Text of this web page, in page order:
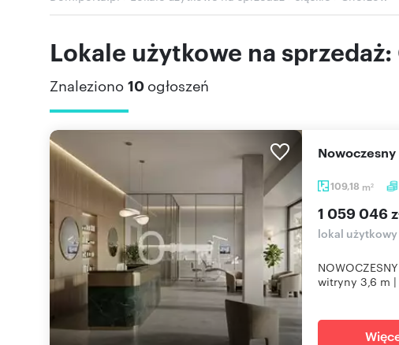
Lokale użytkowe na
Znaleziono 10 ogłoszeń
109,18 m2
1 059 046
lokal
witryny 3,6 m |